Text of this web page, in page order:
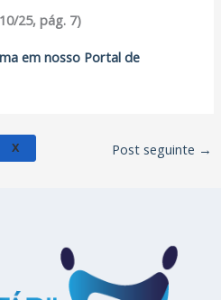
X
25, pág. 7)
em nosso Portal de
Post seguinte →